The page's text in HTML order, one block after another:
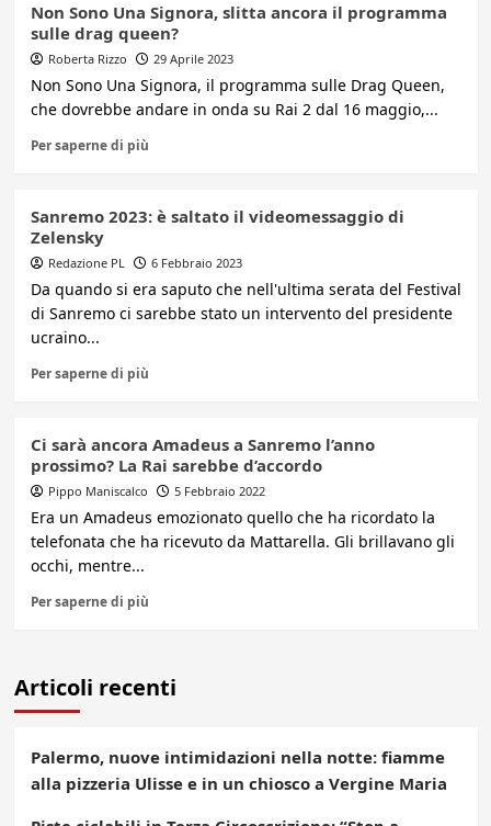
Non Sono Una Signora, slitta ancora il programma
sulle drag queen?
Roberta Rizzo 29 Aprile 2023
Non Sono Una Signora, il programma sulle Drag Queen,
che dovrebbe andare in onda su Rai 2 dal 16 maggio,...
Per saperne di più
Sanremo 2023: è saltato il videomessaggio di
Zelensky
Redazione PL 6 Febbraio 2023
Da quando si era saputo che nell'ultima serata del Festival
di Sanremo ci sarebbe stato un intervento del presidente
ucraino...
Per saperne di più
Ci sarà ancora Amadeus a Sanremo l’anno
prossimo? La Rai sarebbe d’accordo
Pippo Maniscalco 5 Febbraio 2022
Era un Amadeus emozionato quello che ha ricordato la
telefonata che ha ricevuto da Mattarella. Gli brillavano gli
occhi, mentre...
Per saperne di più
Articoli recenti
Palermo, nuove intimidazioni nella notte: fiamme
alla pizzeria Ulisse e in un chiosco a Vergine Maria